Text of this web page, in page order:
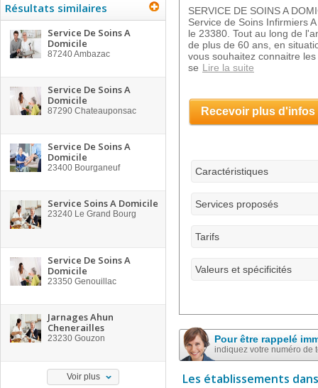
Résultats similaires
Service De Soins A
Domicile
87240Ambazac
Service De Soins A
Domicile
87290 Chateauponsac
Service De Soins A
Domicile
23400 Bourganeuf
Service Soins A Domicile
23240 Le Grand Bourg
Service De Soins A
Domicile
23350 Genouillac
Jarnages Ahun
Chenerailles
23230 Gouzon
Voir plus
SERVICE DE SOINS A
Service de Soins Infirmiers
le 23380. Tout au long de
de plus de 60 ans, en
vous souhaitez connaitre
se Lire la suite
Recevoir plus d'infos
Caractéristiques
Services proposés
Tarifs
Valeurs et spécificités
Pour être rappelé
indiquez votre numéro de
Les établissements